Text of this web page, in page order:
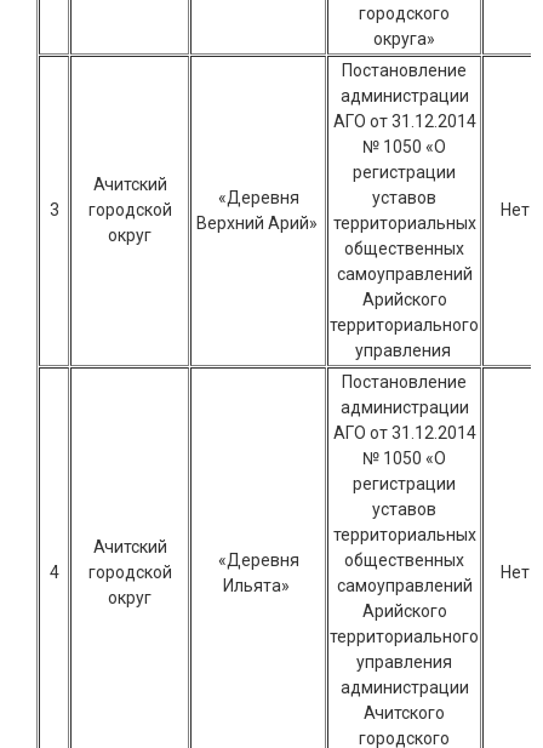
городского
округа»
3
Ачитский
городской
округ
«Деревня
Верхний Арий»
Постановление
администрации
АГО от 31.12.2014
№ 1050 «О
регистрации
уставов
территориальных
общественных
самоуправлений
Арийского
территориального
управления
Нет
4
Ачитский
городской
округ
«Деревня
Ильята»
Постановление
администрации
АГО от 31.12.2014
№ 1050 «О
регистрации
уставов
территориальных
общественных
самоуправлений
Арийского
территориального
управления
администрации
Ачитского
городского
Нет